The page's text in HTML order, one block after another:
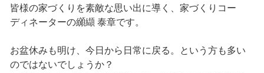
皆様の家づくりを素敵な思い出に導く、家づくりコー
ディネーターの纐纈 泰章です。
お盆休みも明け、今日から日常に戻る。という方も多い
のではないでしょうか？